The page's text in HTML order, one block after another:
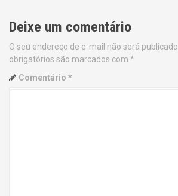
t
n
a
Deixe um comentário
O seu endereço de e-mail não será publicado.
obrigatórios são marcados com *
Comentário *